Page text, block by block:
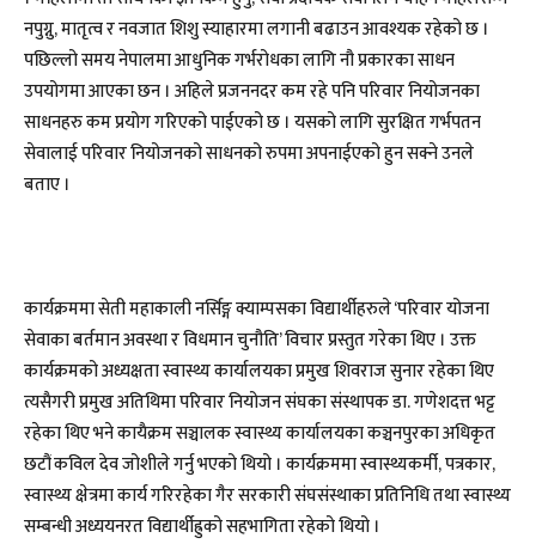
नपुग्नु, मातृत्व र नवजात शिशु स्याहारमा लगानी बढाउन आवश्यक रहेको छ ।
पछिल्लो समय नेपालमा आधुनिक गर्भरोधका लागि नौ प्रकारका साधन
उपयोगमा आएका छन । अहिले प्रजननदर कम रहे पनि परिवार नियोजनका
साधनहरु कम प्रयोग गरिएको पाईएको छ । यसको लागि सुरक्षित गर्भपतन
सेवालाई परिवार नियोजनको साधनको रुपमा अपनाईएको हुन सक्ने उनले
बताए ।
कार्यक्रममा सेती महाकाली नर्सिङ्ग क्याम्पसका विद्यार्थीहरुले ‘परिवार योजना
सेवाका बर्तमान अवस्था र विधमान चुनौति’ विचार प्रस्तुत गरेका थिए । उक्त
कार्यक्रमको अध्यक्षता स्वास्थ्य कार्यालयका प्रमुख शिवराज सुनार रहेका थिए
त्यसैगरी प्रमुख अतिथिमा परिवार नियोजन संघका संस्थापक डा. गणेशदत्त भट्ट
रहेका थिए भने कायैक्रम सञ्चालक स्वास्थ्य कार्यालयका कञ्चनपुरका अधिकृत
छटौं कविल देव जोशीले गर्नु भएको थियो । कार्यक्रममा स्वास्थ्यकर्मी, पत्रकार,
स्वास्थ्य क्षेत्रमा कार्य गरिरहेका गैर सरकारी संघसंस्थाका प्रतिनिधि तथा स्वास्थ्य
सम्बन्धी अध्ययनरत विद्यार्थीह्रुको सहभागिता रहेको थियो ।